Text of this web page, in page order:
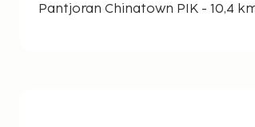
Pantjoran Chinatown PIK - 10,4